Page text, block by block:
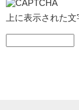
上に表示された